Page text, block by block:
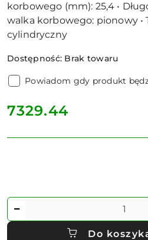
korbowego (mm): 25,4 •
walka korbowego: pionowy •
cylindryczny
Dostępność: Brak towaru
Powiadom gdy produkt
cena:
7329.44
Ilość
Do